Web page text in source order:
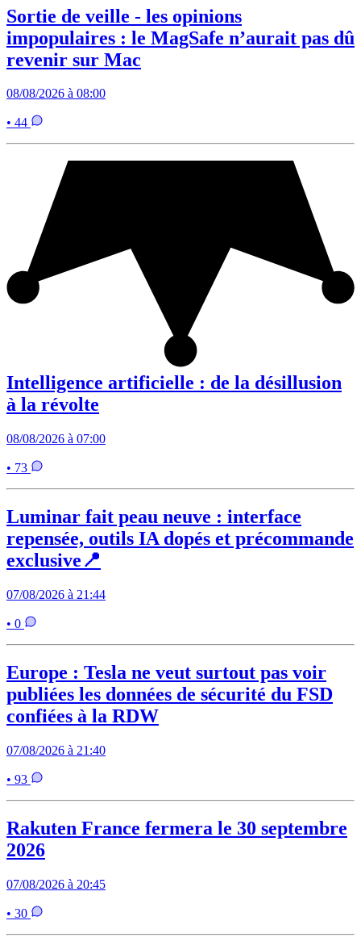
Sortie de veille - les opinions
impopulaires : le MagSafe n’aurait pas dû
revenir sur Mac
08/08/2026 à 08:00
• 44
Intelligence artificielle : de la désillusion
à la révolte
08/08/2026 à 07:00
• 73
Luminar fait peau neuve : interface
repensée, outils IA dopés et précommande
exclusive📍
07/08/2026 à 21:44
• 0
Europe : Tesla ne veut surtout pas voir
publiées les données de sécurité du FSD
confiées à la RDW
07/08/2026 à 21:40
• 93
Rakuten France fermera le 30 septembre
2026
07/08/2026 à 20:45
• 30